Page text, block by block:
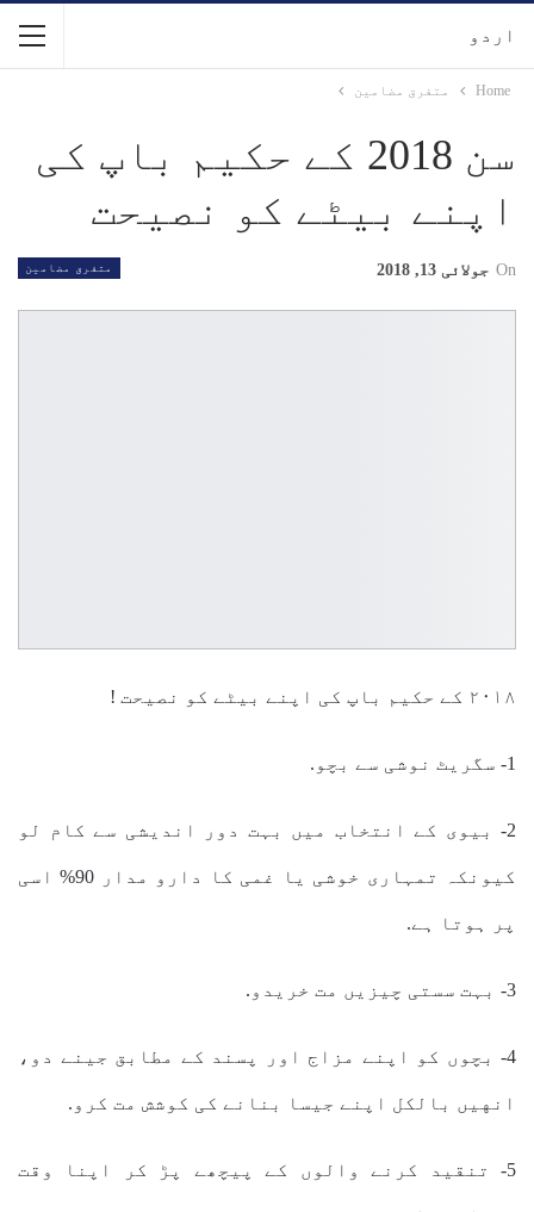
اردو
Home متفرق مضامین
سن 2018 کے حکیم باپ کی
اپنے بیٹے کو نصیحت
متفرق مضامین On جولائی 13, 2018
۲۰۱۸ کے حکیم باپ کی اپنے بیٹے کو نصیحت !
1- سگریٹ نوشی سے بچو.
2- بیوی کے انتخاب ميں بہت دور اندیشی سے کام لو
کیونکہ تمہاری خوشی یا غمی کا دارو مدار 90% اسی
پر ہوتا ہے.
3- بہت سستی چیزیں مت خریدو.
4- بچوں کو اپنے مزاج اور پسند کے مطابق جینے دو،
انهیں بالکل اپنے جیسا بنانے کی کوشش مت کرو.
5- تنقید کرنے والوں کے پیچھے پڑ کر اپنا وقت